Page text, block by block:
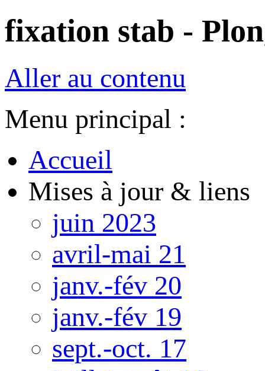
fixation stab -
Aller au contenu
Menu principal :
Accueil
Mises à jour & liens
juin 2023
avril-mai 21
janv.-fév 20
janv.-fév 19
sept.-oct. 17